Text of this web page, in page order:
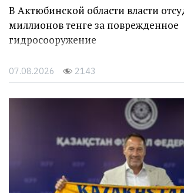
В Актюбинской области власти
миллионов тенге за поврежденное
гидросооружение
07.08.2026 2143